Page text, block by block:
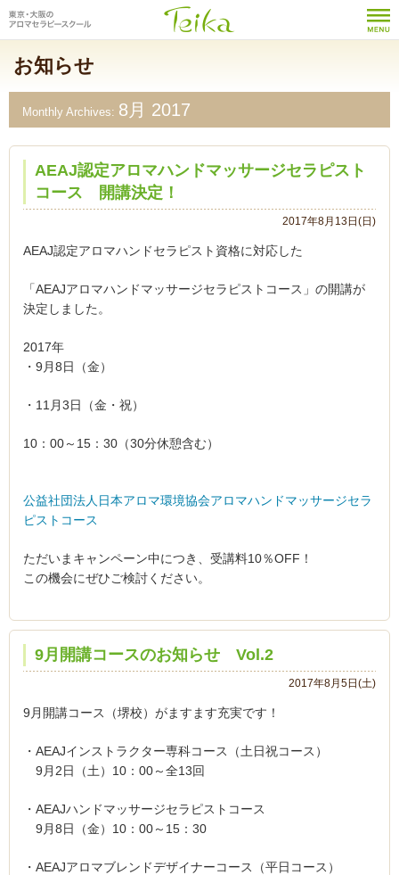
お知らせ
Monthly Archives: 8月 2017
AEAJ認定アロマハンドマッサージセラピスト
コース 開講決定！
2017年8月13日(日)
AEAJ認定アロマハンドセラピスト資格に対応した
「AEAJアロマハンドマッサージセラピストコース」の開講が
決定しました。
2017年
・9月8日（金）
・11月3日（金・祝）
10：00～15：30（30分休憩含む）
公益社団法人日本アロマ環境協会アロマハンドマッサージセラ
ピストコース
ただいまキャンペーン中につき、受講料10％OFF！
この機会にぜひご検討ください。
9月開講コースのお知らせ Vol.2
2017年8月5日(土)
9月開講コース（堺校）がますます充実です！
・AEAJインストラクター専科コース（土日祝コース）
9月2日（土）10：00～全13回
・AEAJハンドマッサージセラピストコース
9月8日（金）10：00～15：30
・AEAJアロマブレンドデザイナーコース（平日コース）